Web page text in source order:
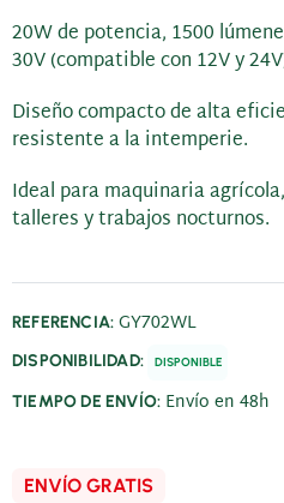
20W de potencia, 1500
30V (compatible con 12V y
Diseño compacto de alta
resistente a la intemperie.
Ideal para maquinaria
talleres y trabajos nocturnos.
REFERENCIA: GY702WL
DISPONIBILIDAD: DISPONIBLE
TIEMPO DE ENVÍO: Envío en 48h
ENVÍO GRATIS